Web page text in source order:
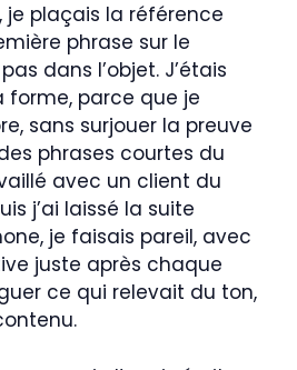
je plaçais la référence
phrase sur le
dans l’objet. J’étais
forme, parce que je
sans surjouer la preuve
phrases courtes du
avec un client du
j’ai laissé la suite
je faisais pareil, avec
juste après chaque
ce qui relevait du ton,